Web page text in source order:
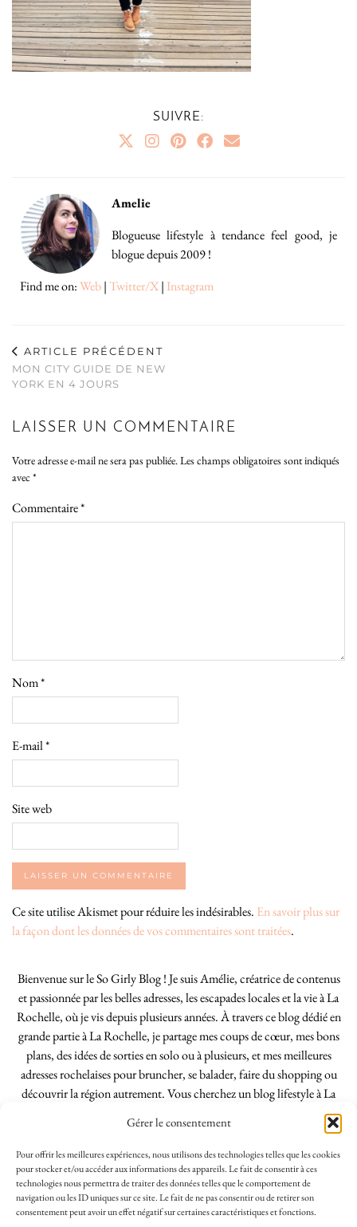
Gérer le consentement
Pour offrir les meilleures expériences, nous utilisons des technologies telles que les cookies
pour stocker et/ou accéder aux informations des appareils. Le fait de consentir à ces
technologies nous permettra de traiter des données telles que le comportement de
navigation ou les ID uniques sur ce site. Le fait de ne pas consentir ou de retirer son
consentement peut avoir un effet négatif sur certaines caractéristiques et fonctions.
SUIVRE:
Amelie
Blogueuse lifestyle à tendance feel good, je
blogue depuis 2009 !
Find me on:Web|Twitter/X| Instagram
ARTICLE PRÉCÉDENT
MON CITY GUIDE DE NEW
YORK EN 4 JOURS
LAISSER UN COMMENTAIRE
Votre adresse e-mail ne sera pas publiée. Les champs obligatoires sont indiqués
avec *
Commentaire*
Nom*
E-mail*
Site web
Ce site utilise Akismet pour réduire les indésirables. En savoir plus sur
la façon dont les données de vos commentaires sont traitées.
Bienvenue sur le So Girly Blog ! Je suis Amélie, créatrice de contenus
et passionnée par les belles adresses, les escapades locales et la vie à La
Rochelle, où je vis depuis plusieurs années. À travers ce blog dédié en
grande partie à La Rochelle, je partage mes coups de cœur, mes bons
plans, des idées de sorties en solo ou à plusieurs, et mes meilleures
adresses rochelaises pour bruncher, se balader, faire du shopping ou
découvrir la région autrement. Vous cherchez un blog lifestyle à La
Rochelle, tenu par une locale ? Vous êtes au bon endroit. Que vous
soyez Rochelais·e ou de passage dans notre belle ville, j’espère que mes
articles vous aideront à profiter de La Rochelle comme un·e vrai·e
initié·e. !